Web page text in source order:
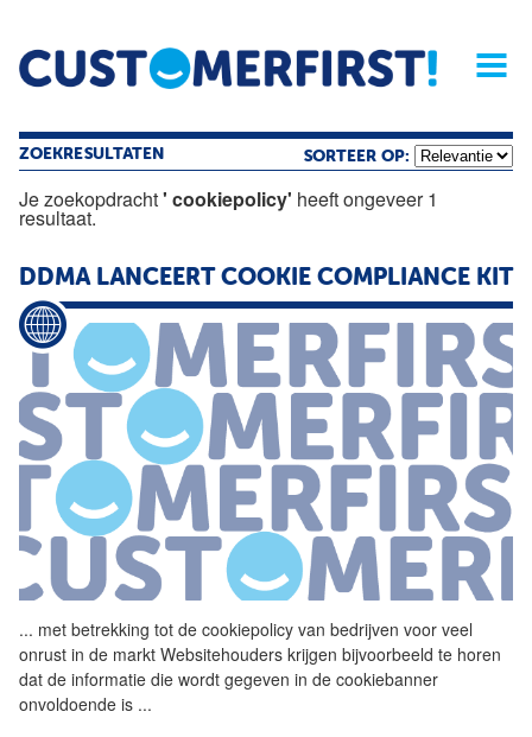
Home Opinie Archief
Magazine
ZOEKRESULTATEN SORTEER OP:
Je zoekopdracht' cookiepolicy' heeft ongeveer 1
resultaat.
DDMA LANCEERT COOKIE COMPLIANCE KIT
... met betrekking tot de cookiepolicy van bedrijven voor veel
onrust in de markt Websitehouders krijgen bijvoorbeeld te horen
dat de informatie die wordt gegeven in de cookiebanner
onvoldoende is ...